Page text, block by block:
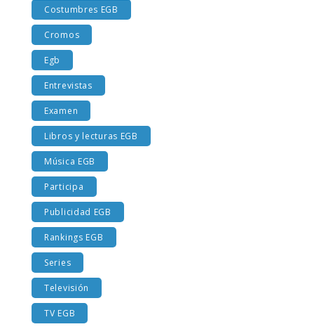
Costumbres EGB
Cromos
Egb
Entrevistas
Examen
Libros y lecturas EGB
Música EGB
Participa
Publicidad EGB
Rankings EGB
Series
Televisión
TV EGB